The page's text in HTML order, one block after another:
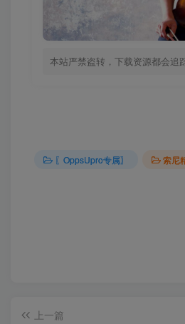
本站严禁盗转，下载资源都会追
〖OppsUpro专属〗 索尼
上一篇